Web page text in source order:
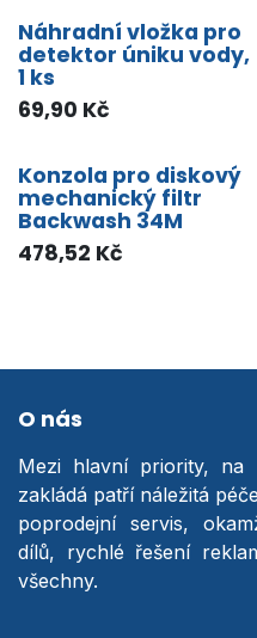
Náhradní vložka pro
detektor úniku vody,
1 ks
69,90 Kč
Konzola pro diskový
mechanický filtr
Backwash 34M
478,52 Kč
O nás
Mezi hlavní priority, na
zakládá patří náležitá
poprodejní servis,
dílů, rychlé řešení
všechny.